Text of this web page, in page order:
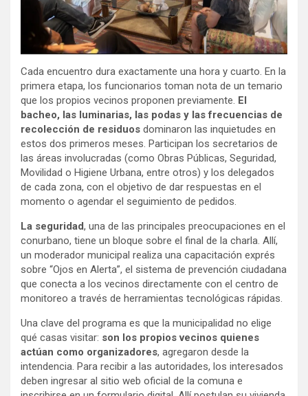
Cada encuentro dura exactamente una hora y cuarto. En la
primera etapa, los funcionarios toman nota de un temario
que los propios vecinos proponen previamente. El
bacheo, las luminarias, las podas y las frecuencias de
recolección de residuos dominaron las inquietudes en
estos dos primeros meses. Participan los secretarios de
las áreas involucradas (como Obras Públicas, Seguridad,
Movilidad o Higiene Urbana, entre otros) y los delegados
de cada zona, con el objetivo de dar respuestas en el
momento o agendar el seguimiento de pedidos.
La seguridad, una de las principales preocupaciones en el
conurbano, tiene un bloque sobre el final de la charla. Allí,
un moderador municipal realiza una capacitación exprés
sobre “Ojos en Alerta”, el sistema de prevención ciudadana
que conecta a los vecinos directamente con el centro de
monitoreo a través de herramientas tecnológicas rápidas.
Una clave del programa es que la municipalidad no elige
qué casas visitar: son los propios vecinos quienes
actúan como organizadores, agregaron desde la
intendencia. Para recibir a las autoridades, los interesados
deben ingresar al sitio web oficial de la comuna e